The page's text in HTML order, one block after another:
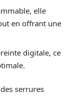
elle
en offrant une
digitale, ce
serrures